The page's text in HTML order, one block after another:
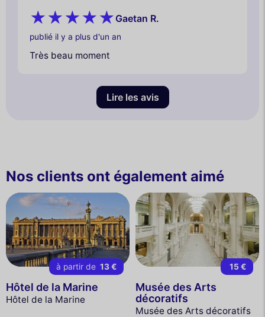
Gaetan R.
publié il y a plus d'un an
Très beau moment
Lire les avis
Nos clients ont également aimé
à partir de 13 €
Hôtel de la Marine
Hôtel de la Marine
15 €
Musée des Arts
décoratifs
Musée des Arts décoratifs